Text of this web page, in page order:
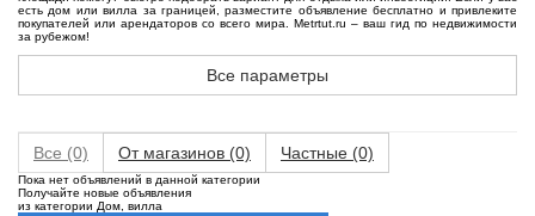
есть дом или вилла за границей, разместите объявление бесплатно и привлеките
покупателей или арендаторов со всего мира. Metrtut.ru – ваш гид по недвижимости
за рубежом!
Все параметры
Все (0) От магазинов (0) Частные (0)
Пока нет объявлений в данной категории
Получайте новые объявления
из категории Дом, вилла